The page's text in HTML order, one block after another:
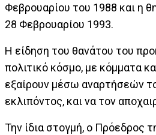
Φεβρουαρίου του 1988 και η
28 Φεβρουαρίου 1993.
Η είδηση του θανάτου του
πολιτικό κόσμο, με κόμματα
εξαίρουν μέσω αναρτήσεών
εκλιπόντος, και να τον
Την ίδια στογμή, ο Πρόεδρος